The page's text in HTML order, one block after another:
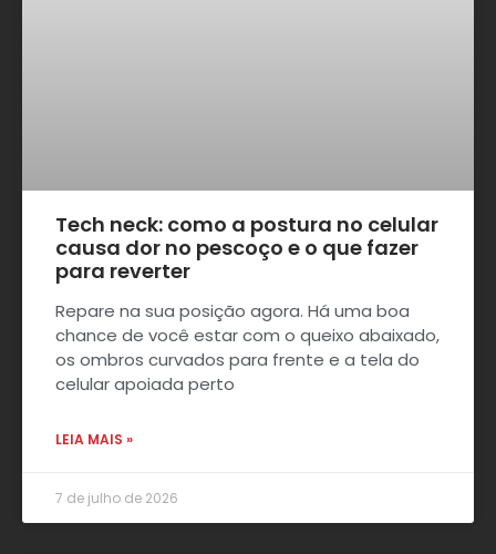
Tech neck: como a postura no celular
causa dor no pescoço e o que fazer
para reverter
Repare na sua posição agora. Há uma boa
chance de você estar com o queixo abaixado,
os ombros curvados para frente e a tela do
celular apoiada perto
LEIA MAIS »
7 de julho de 2026